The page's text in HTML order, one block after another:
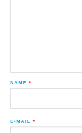
NAME *
E-MAIL *